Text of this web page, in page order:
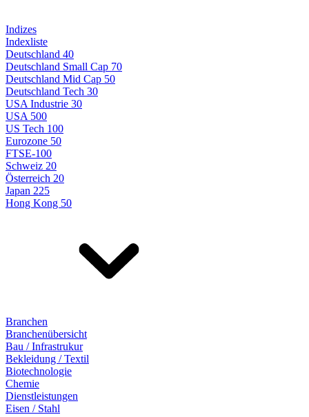
Indizes
Indexliste
Deutschland 40
Deutschland Small Cap 70
Deutschland Mid Cap 50
Deutschland Tech 30
USA Industrie 30
USA 500
US Tech 100
Eurozone 50
FTSE-100
Schweiz 20
Österreich 20
Japan 225
Hong Kong 50
Branchen
Branchenübersicht
Bau / Infrastrukur
Bekleidung / Textil
Biotechnologie
Chemie
Dienstleistungen
Eisen / Stahl